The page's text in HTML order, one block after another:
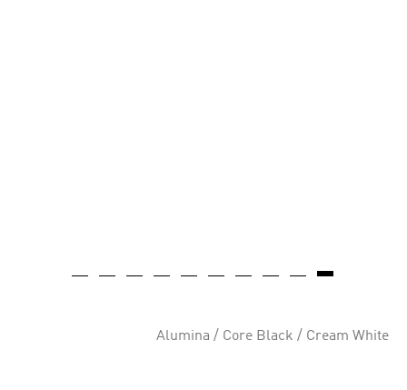
Alumina / Core Black / Cream White